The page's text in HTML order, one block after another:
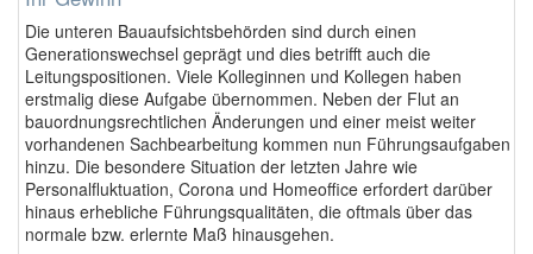
Die unteren Bauaufsichtsbehörden sind durch einen
Generationswechsel geprägt und dies betrifft auch die
Leitungspositionen. Viele Kolleginnen und Kollegen haben
erstmalig diese Aufgabe übernommen. Neben der Flut an
bauordnungsrechtlichen Änderungen und einer meist weiter
vorhandenen Sachbearbeitung kommen nun Führungsaufgaben
hinzu. Die besondere Situation der letzten Jahre wie
Personalfluktuation, Corona und Homeoffice erfordert darüber
hinaus erhebliche Führungsqualitäten, die oftmals über das
normale bzw. erlernte Maß hinausgehen.